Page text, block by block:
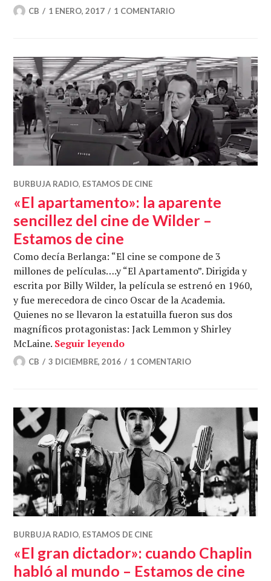
CB 1 ENERO, 2017 1 COMENTARIO
BURBUJA RADIO, ESTAMOS DE CINE
«El apartamento»: la aparente
sencillez del cine de Wilder –
Estamos de cine
Como decía Berlanga: “El cine se compone de 3
millones de películas….y “El Apartamento”. Dirigida y
escrita por Billy Wilder, la película se estrenó en 1960,
y fue merecedora de cinco Oscar de la Academia.
Quienes no se llevaron la estatuilla fueron sus dos
magníficos protagonistas: Jack Lemmon y Shirley
McLaine. Seguir leyendo«El apartamento»: la aparente
CB 3 DICIEMBRE, 2016 1 COMENTARIO
BURBUJA RADIO, ESTAMOS DE CINE
«El gran dictador»: cuando Chaplin
habló al mundo – Estamos de cine